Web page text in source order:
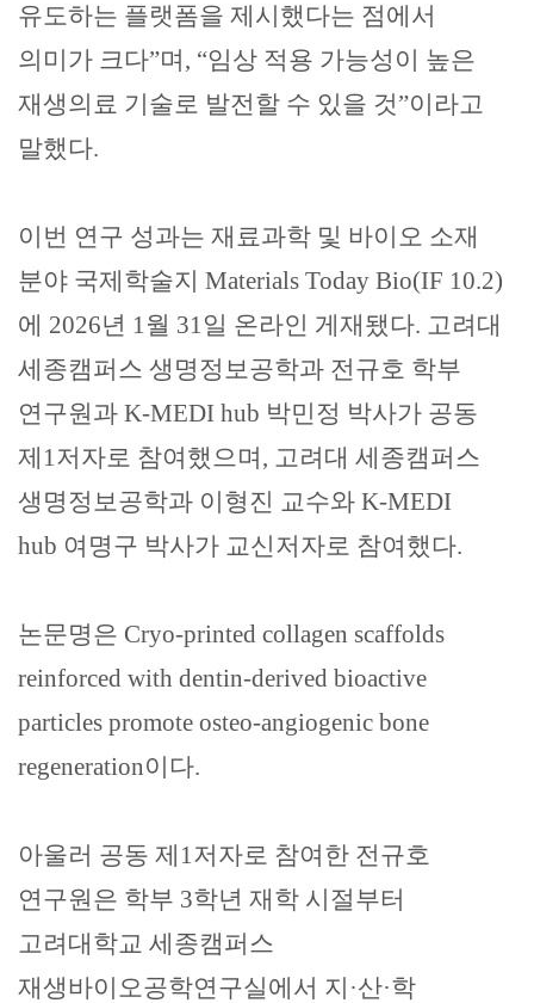
유도하는 플랫폼을 제시했다는 점에서
의미가 크다”며 , “임상 적용 가능성이 높은
재생의료 기술로 발전할 수 있을 것”이라고
말했다.
이번 연구 성과는 재료과학 및 바이오 소재
분야 국제학술지 Materials Today Bio(IF 10.2)
에 2026년 1월 31일 온라인 게재됐다. 고려대
세종캠퍼스 생명정보공학과 전규호 학부
연구원과 K-MEDI hub 박민정 박사가 공동
제 1저자로 참여했으며 , 고려대 세종캠퍼스
생명정보공학과 이형진 교수와 K-MEDI
hub 여명구 박사가 교신저자로 참여했다.
논문명은 Cryo-printed collagen scaffolds
reinforced with dentin-derived bioactive
particles promote osteo-angiogenic bone
regeneration이다.
아울러 공동 제 1저자로 참여한 전규호
연구원은 학부 3학년 재학 시절부터
고려대학교 세종캠퍼스
재생바이오공학연구실에서 지 ·산·학